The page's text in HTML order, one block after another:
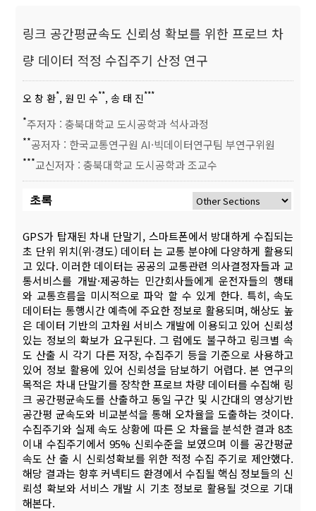
링크 공간평균속도 신뢰성 확보를 위한 프로브 차
량 데이터 적정 수집주기 산정 연구
오 창 환*, 원 민 수**, 송 태 진***
*주저자 : 충북대학교 도시공학과 석사과정
**공저자 : 한국교통연구원 AI·빅데이터연구팀 부연구위원
***교신저자 : 충북대학교 도시공학과 조교수
초록
GPS가 탑재된 차내 단말기, 스마트폰에서 방대하게 수집되는
초 단위 위치(위·경도) 데이터 는 교통 분야에 다양하게 활용되
고 있다. 이러한 데이터는 공공의 교통관련 의사결정자들과 교
통서비스를 개발·제공하는 민간회사들에게 운전자들의 행태
와 교통흐름을 미시적으로 파악 할 수 있게 한다. 특히, 속도
데이터는 통행시간 예측에 주요한 정보로 활용되며, 해상도 높
은 데이터 기반의 고차원 서비스 개발에 이용되고 있어 신뢰성
있는 정보의 확보가 요구된다. 그 럼에도 불구하고 링크별 속
도 산출 시 각기 다른 저장, 수집주기 등을 기준으로 사용하고
있어 정보 활용에 있어 신뢰성을 담보하기 어렵다. 본 연구의
목적은 차내 단말기를 장착한 프로브 차량 데이터를 수집해 링
크 공간평균속도를 산출하고 동일 구간 및 시간대의 영상기반
공간평 균속도와 비교분석을 통해 오차율을 도출하는 것이다.
수집주기와 실제 속도 상황에 따른 오 차율을 분석한 결과 8초
이내 수집주기에서 95% 신뢰수준을 보였으며 이를 공간평균
속도 산 출 시 신뢰성확보를 위한 적정 수집 주기로 제안했다.
해당 결과는 향후 커넥티드 환경에서 수집될 핵심 정보들의 신
뢰성 확보와 서비스 개발 시 기초 정보로 활용될 것으로 기대
해본다.